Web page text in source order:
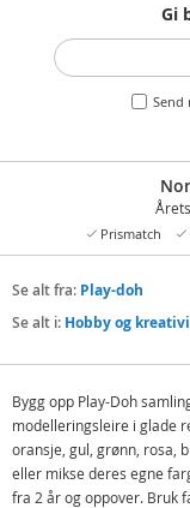
Gi
Send
Prismatch
Se alt fra: Play-doh
Se alt i: Hobby og
Bygg opp Play-Doh
modelleringsleire i glade
oransje, gul, grønn, rosa,
eller mikse deres egne
fra 2 år og oppover. Bruk